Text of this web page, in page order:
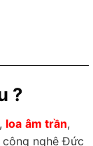
?
loa âm trần,
công nghệ Đức